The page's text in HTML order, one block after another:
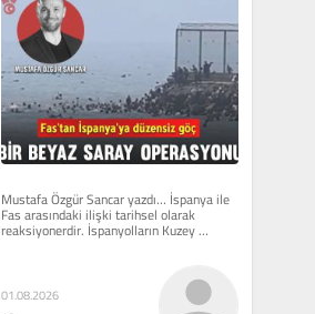
Mustafa Özgür Sancar yazdı… İspanya ile
Fas arasındaki ilişki tarihsel olarak
reaksiyonerdir. İspanyolların Kuzey
Afrika’daki sömürgeci...
01.08.2026